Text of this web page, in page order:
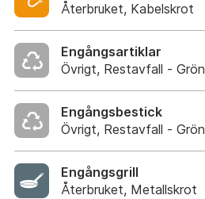
Återbruket, Kabelskrot
Engångsartiklar
Övrigt, Restavfall -
Engångsbestick
Övrigt, Restavfall -
Engångsgrill
Återbruket, Metallskrot